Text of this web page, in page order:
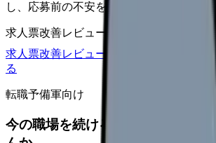
し、応募前の不安を減らす求人票へ改善
求人票改善レビュー
応
求人票改善レビューの見積もりを依頼
る
転職予備軍向け
今の職場を続けるか、条件を比べ